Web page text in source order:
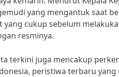
yang mengantuk saat
yang cukup sebelum
resminya.
terkini juga mencakup
peristiwa terbaru